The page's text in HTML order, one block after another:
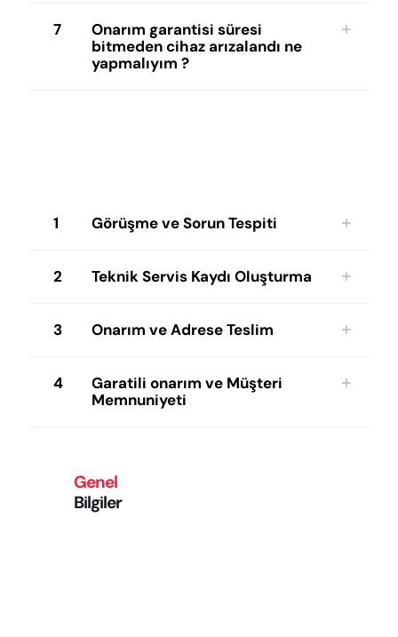
7
Onarım garantisi süresi
bitmeden cihaz arızalandı ne
yapmalıyım ?
1 Görüşme ve Sorun Tespiti
2 Teknik Servis Kaydı Oluşturma
3 Onarım ve Adrese Teslim
4
Garatili onarım ve Müşteri
Memnuniyeti
Genel
Bilgiler